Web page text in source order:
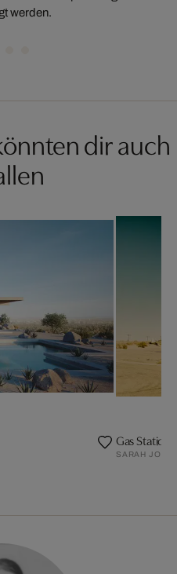
werden.
dir auch
Gas Station
SARAH